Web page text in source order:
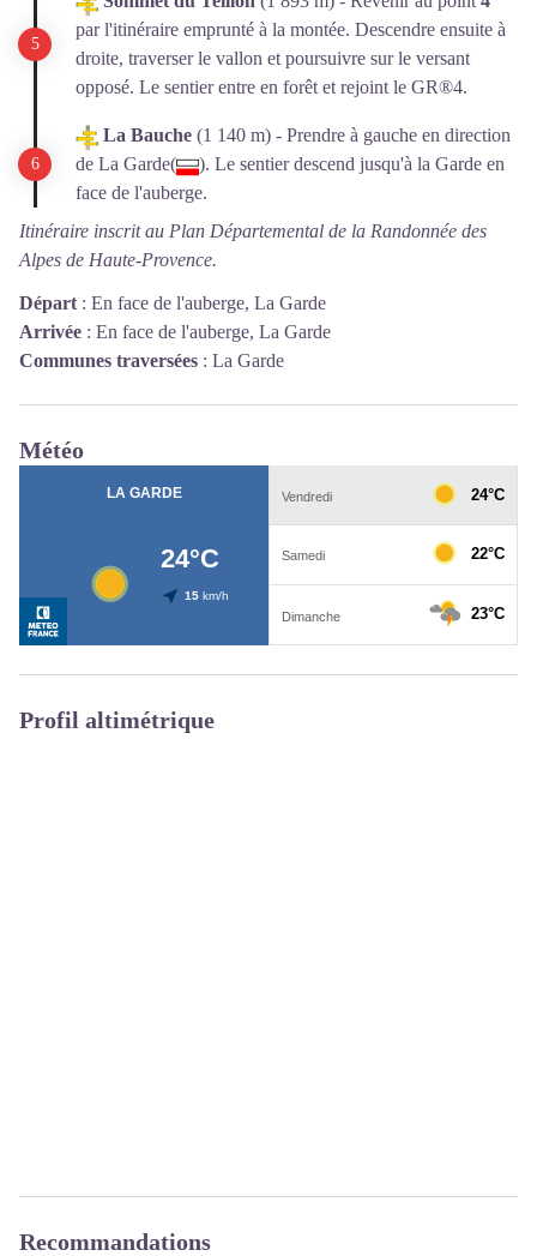
par l'itinéraire emprunté à la montée. Descendre ensuite à
droite, traverser le vallon et poursuivre sur le versant
opposé. Le sentier entre en forêt et rejoint le GR®4.
La Bauche (1 140 m) - Prendre à gauche en direction
de La Garde(
). Le sentier descend jusqu'à la Garde en
face de l'auberge.
Itinéraire inscrit au Plan Départemental de la Randonnée des
Alpes de Haute-Provence.
Départ : En face de l'auberge, La Garde
Arrivée : En face de l'auberge, La Garde
Communes traversées : La Garde
Météo
Profil altimétrique
Recommandations